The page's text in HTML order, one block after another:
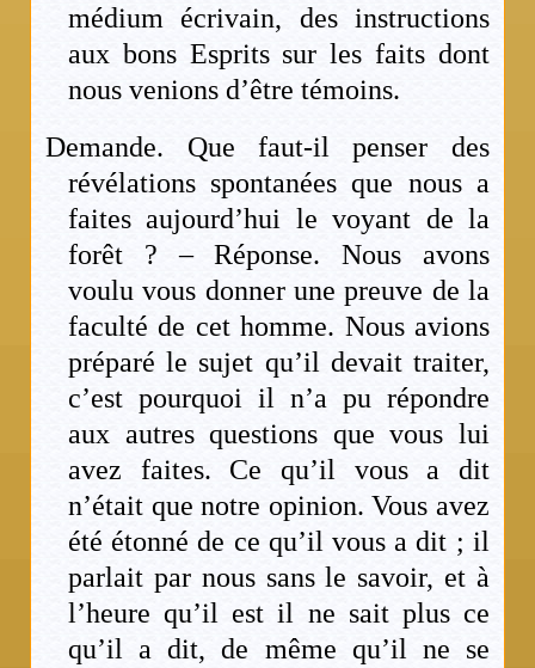
médium écrivain, des instructions
aux bons Esprits sur les faits dont
nous venions d’être témoins.
Demande. Que faut-il penser des
révélations spontanées que nous a
faites aujourd’hui le voyant de la
forêt ? – Réponse. Nous avons
voulu vous donner une preuve de la
faculté de cet homme. Nous avions
préparé le sujet qu’il devait traiter,
c’est pourquoi il n’a pu répondre
aux autres questions que vous lui
avez faites. Ce qu’il vous a dit
n’était que notre opinion. Vous avez
été étonné de ce qu’il vous a dit ; il
parlait par nous sans le savoir, et à
l’heure qu’il est il ne sait plus ce
qu’il a dit, de même qu’il ne se